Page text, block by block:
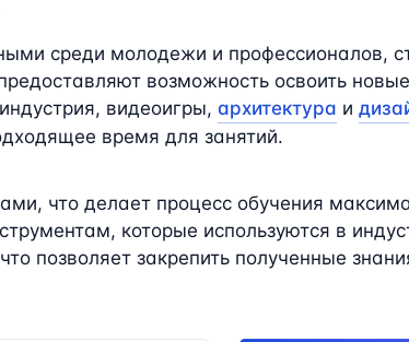
среди молодежи и профессионалов,
возможность освоить
видеоигры, архитектура и
время для занятий.
что делает процесс обучения
которые используются в
позволяет закрепить полученные